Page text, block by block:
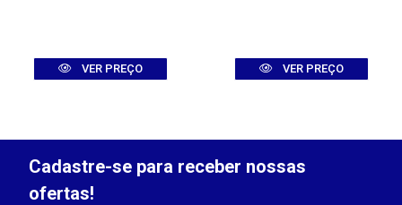
VER PREÇO VER PREÇO
Cadastre-se para receber nossas
ofertas!